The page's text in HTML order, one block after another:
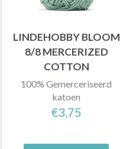
LINDEHOBBY BLOOM
8/8 MERCERIZED
COTTON
100% Gemerceriseerd
katoen
€3,75